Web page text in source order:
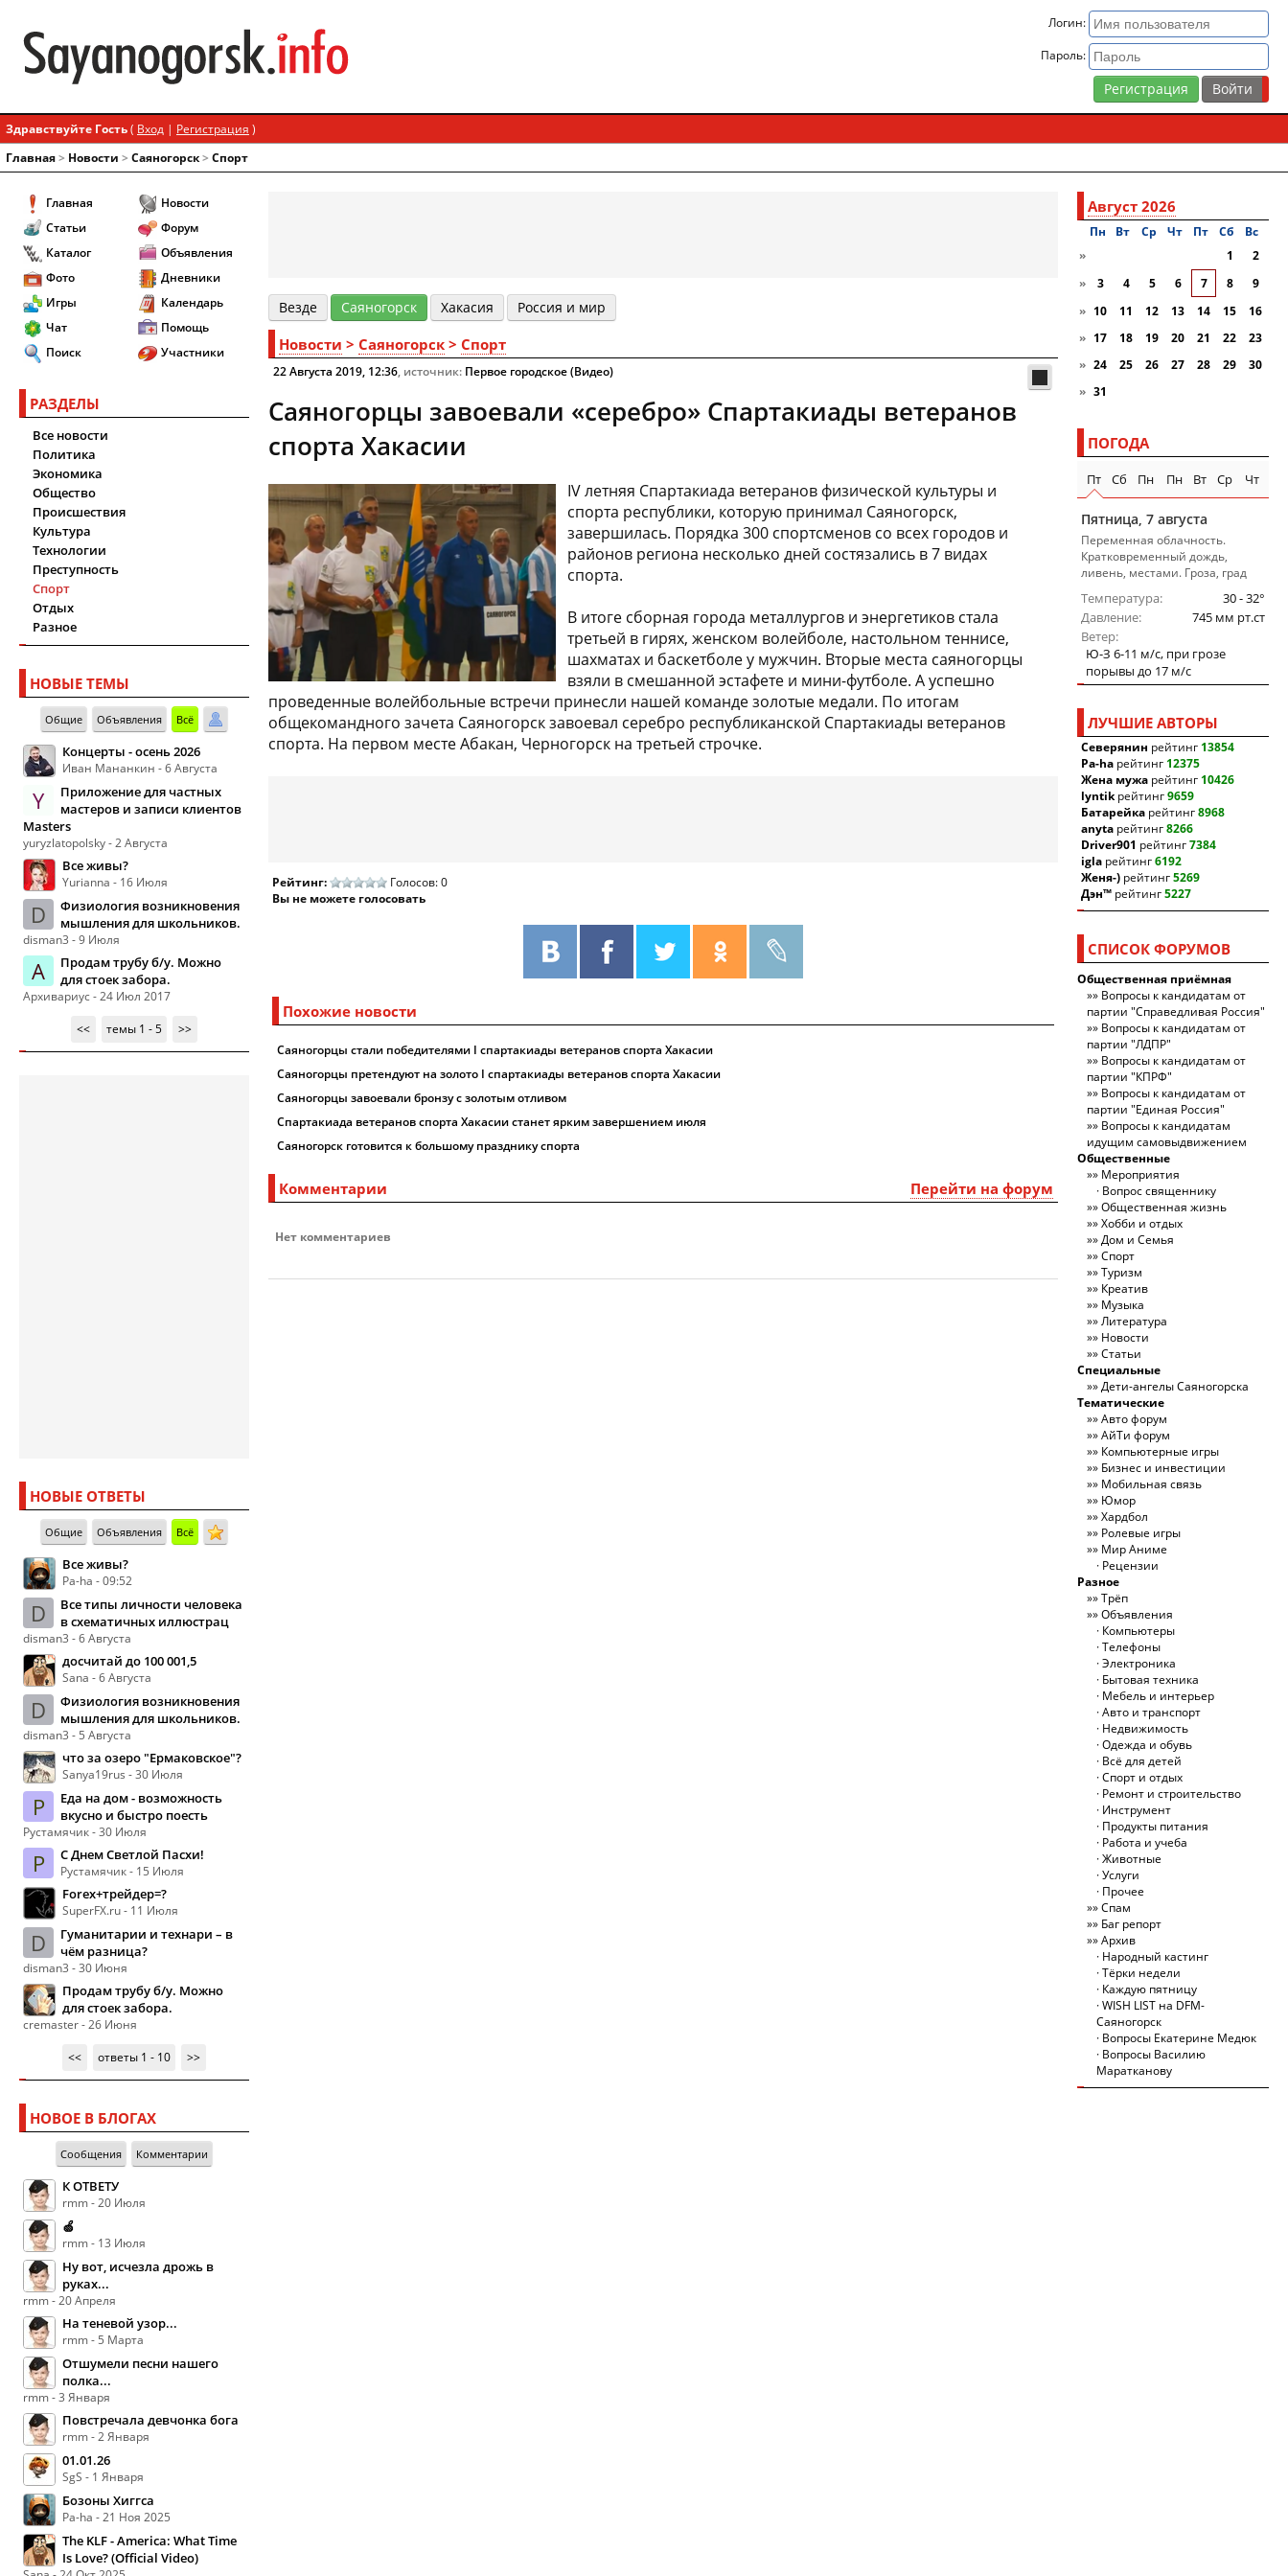
Логин:
Пароль:
Регистрация
Здравствуйте Гость( Вход | Регистрация )
Главная> Новости > Cаяногорск> Спорт
Главная
Статьи
Каталог
Фото
Игры
Чат
Поиск
Новости
Форум
Объявления
Дневники
Календарь
Помощь
Участники
РАЗДЕЛЫ
Все новости
Политика
Экономика
Общество
Происшествия
Культура
Технологии
Преступность
Спорт
Отдых
Разное
НОВЫЕ ТЕМЫ
Общие Объявления Всё
Концерты - осень 2026
Иван Мананкин - 6 Августа
Y
Приложение для частных
мастеров и записи клиентов
Masters
yuryzlatopolsky - 2 Августа
Все живы?
Yurianna - 16 Июля
D
Физиология возникновения
мышления для школьников.
disman3 - 9 Июля
А
Продам трубу б/у. Можно
для стоек забора.
Архивариус - 24 Июл 2017
<<
темы 1 - 5 >>
НОВЫЕ ОТВЕТЫ
Общие Объявления Всё
Все живы?
Pa-ha - 09:52
D
Все типы личности человека
в схематичных иллюстрац
disman3 - 6 Августа
досчитай до 100 001,5
Sana - 6 Августа
D
Физиология возникновения
мышления для школьников.
disman3 - 5 Августа
что за озеро "Ермаковское"?
Sanya19rus - 30 Июля
Р
Еда на дом - возможность
вкусно и быстро поесть
Рустамячик - 30 Июля
Р С Днем Светлой Пасхи!
Рустамячик - 15 Июля
Forex+трейдер=?
SuperFX.ru - 11 Июля
D
Гуманитарии и технари – в
чём разница?
disman3 - 30 Июня
Продам трубу б/у. Можно
для стоек забора.
cremaster - 26 Июня
<<
ответы 1 - 10 >>
НОВОЕ В БЛОГАХ
Сообщения Комментарии
К ОТВЕТУ
rmm - 20 Июля
🍏
rmm - 13 Июля
Ну вот, исчезла дрожь в
руках...
rmm - 20 Апреля
На теневой узор...
rmm - 5 Марта
Отшумели песни нашего
полка...
rmm - 3 Января
Повстречала девчонка бога
rmm - 2 Января
01.01.26
SgS - 1 Января
Бозоны Хиггса
Pa-ha - 21 Ноя 2025
The KLF - America: What Time
Is Love? (Official Video)
Везде Cаяногорск Хакасия Россия и мир
Новости > Cаяногорск > Спорт
22 Августа 2019, 12:36, источник: Первое городское (Видео)
Саяногорцы завоевали «серебро» Спартакиады ветеранов
спорта Хакасии
IV летняя Спартакиада ветеранов физической культуры и
спорта республики, которую принимал Саяногорск,
завершилась. Порядка 300 спортсменов со всех городов и
районов региона несколько дней состязались в 7 видах
спорта.
В итоге сборная города металлургов и энергетиков стала
третьей в гирях, женском волейболе, настольном теннисе,
шахматах и баскетболе у мужчин. Вторые места саяногорцы
взяли в смешанной эстафете и мини-футболе. А успешно
проведенные волейбольные встречи принесли нашей команде золотые медали. По итогам
общекомандного зачета Саяногорск завоевал серебро республиканской Спартакиады ветеранов
спорта. На первом месте Абакан, Черногорск на третьей строчке.
Рейтинг:
Голосов: 0
Вы не можете голосовать
Похожие новости
Саяногорцы стали победителями I спартакиады ветеранов спорта Хакасии
Саяногорцы претендуют на золото I спартакиады ветеранов спорта Хакасии
Саяногорцы завоевали бронзу с золотым отливом
Спартакиада ветеранов спорта Хакасии станет ярким завершением июля
Саяногорск готовится к большому празднику спорта
Перейти на форум
Комментарии
Нет комментариев
Август 2026
Пн Вт Ср Чт Пт Сб
Вc
»
1
2
»
3 4 5 6 7 8
9
» 10 11 12 13 14 15
16
» 17 18 19 20 21 22
23
» 24 25 26 27 28 29
30
» 31
ПОГОДА
Пт Сб Пн Пн Вт Ср Чт
Пятница, 7 августа
Переменная облачность.
Кратковременный дождь,
ливень, местами. Гроза, град
Температура
30 - 32°
Давление
745 мм рт.ст
Ветер
Ю-З 6-11 м/c, при грозе
порывы до 17 м/c
ЛУЧШИЕ АВТОРЫ
Северянин рейтинг 13854
Pa-ha рейтинг 12375
Жена мужа рейтинг 10426
lyntikрейтинг9659
Батарейка рейтинг8968
anyta рейтинг8266
Driver901 рейтинг7384
igla рейтинг6192
Женя-) рейтинг5269
Дэн™ рейтинг5227
СПИСОК ФОРУМОВ
Общественная приёмная
Вопросы к кандидатам от
партии "Справедливая Россия"
Вопросы к кандидатам от
партии "ЛДПР"
Вопросы к кандидатам от
партии "КПРФ"
Вопросы к кандидатам от
партии "Единая Россия"
Вопросы к кандидатам
идущим самовыдвижением
Общественные
Мероприятия
Вопрос священнику
Общественная жизнь
Хобби и отдых
Дом и Семья
Спорт
Туризм
Креатив
Музыка
Литература
Новости
Статьи
Специальные
Дети-ангелы Саяногорска
Тематические
Авто форум
АйТи форум
Компьютерные игры
Бизнес и инвестиции
Мобильная связь
Юмор
Хардбол
Ролевые игры
Мир Аниме
Рецензии
Разное
Трёп
Объявления
Компьютеры
Телефоны
Электроника
Бытовая техника
Мебель и интерьер
Авто и транспорт
Недвижимость
Одежда и обувь
Всё для детей
Спорт и отдых
Ремонт и строительство
Инструмент
Продукты питания
Работа и учеба
Животные
Услуги
Прочее
Спам
Баг репорт
Архив
Народный кастинг
Тёрки недели
Каждую пятницу
WISH LIST на DFM-
Саяногорск
Вопросы Екатерине Медюк
Вопросы Василию
Маратканову